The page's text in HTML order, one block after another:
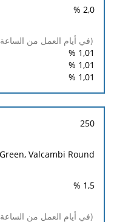
2,0
%
1,01
%
1,01
%
1,01
%
250
Valcambi Round
1,5
%